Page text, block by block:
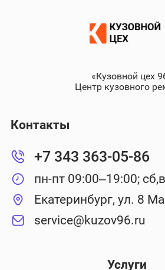
«Кузовной цех
Центр кузовного
Услуги
Контакты
+7 343 363-05-86
пн-пт 09:00–19:00;
Екатеринбург, ул. 8
service@kuzov96.ru